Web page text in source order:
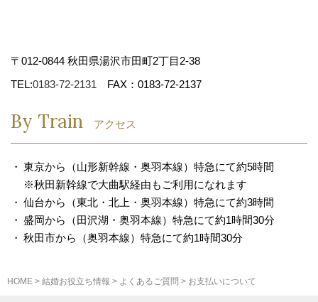
〒012-0844 秋田県湯沢市田町2丁目2-38
TEL:0183-72-2131 FAX：0183-72-2137
By Train アクセス
東京から（山形新幹線・奥羽本線）特急にて約5時間
※秋田新幹線で大曲駅経由もご利用になれます
仙台から（東北・北上・奥羽本線）特急にて約3時間
盛岡から（田沢湖・奥羽本線）特急にて約1時間30分
秋田市から（奥羽本線）特急にて約1時間30分
HOME > 結婚お役立ち情報 > よくあるご質問 > お支払いについて